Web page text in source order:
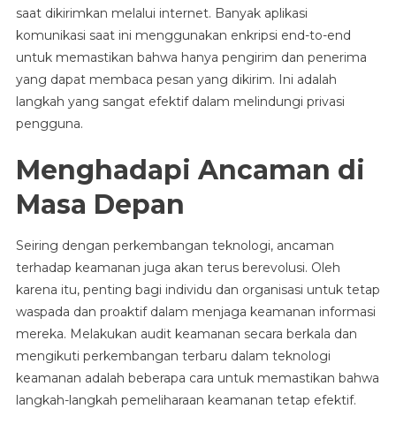
saat dikirimkan melalui internet. Banyak aplikasi
komunikasi saat ini menggunakan enkripsi end-to-end
untuk memastikan bahwa hanya pengirim dan penerima
yang dapat membaca pesan yang dikirim. Ini adalah
langkah yang sangat efektif dalam melindungi privasi
pengguna.
Menghadapi Ancaman di
Masa Depan
Seiring dengan perkembangan teknologi, ancaman
terhadap keamanan juga akan terus berevolusi. Oleh
karena itu, penting bagi individu dan organisasi untuk tetap
waspada dan proaktif dalam menjaga keamanan informasi
mereka. Melakukan audit keamanan secara berkala dan
mengikuti perkembangan terbaru dalam teknologi
keamanan adalah beberapa cara untuk memastikan bahwa
langkah-langkah pemeliharaan keamanan tetap efektif.